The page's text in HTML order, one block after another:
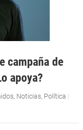
campaña de
apoya?
, Noticias, Política |